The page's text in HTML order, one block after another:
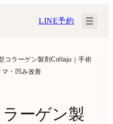
LINE予約
コラーゲン製剤Collaju｜手術
・凹み改善
ーゲン製